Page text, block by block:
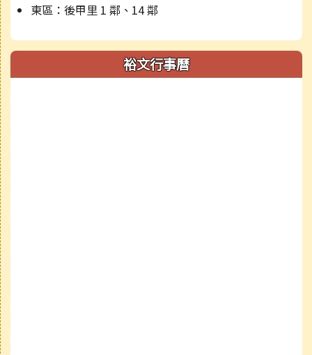
東區：後甲里 1 鄰、14 鄰
裕文行事曆